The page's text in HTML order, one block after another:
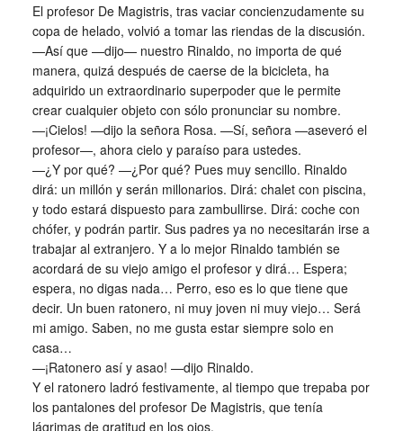
El profesor De Magistris, tras vaciar concienzudamente su
copa de helado, volvió a tomar las riendas de la discusión.
—Así que —dijo— nuestro Rinaldo, no importa de qué
manera, quizá después de caerse de la bicicleta, ha
adquirido un extraordinario superpoder que le permite
crear cualquier objeto con sólo pronunciar su nombre.
—¡Cielos! —dijo la señora Rosa. —Sí, señora —aseveró el
profesor—, ahora cielo y paraíso para ustedes.
—¿Y por qué? —¿Por qué? Pues muy sencillo. Rinaldo
dirá: un millón y serán millonarios. Dirá: chalet con piscina,
y todo estará dispuesto para zambullirse. Dirá: coche con
chófer, y podrán partir. Sus padres ya no necesitarán irse a
trabajar al extranjero. Y a lo mejor Rinaldo también se
acordará de su viejo amigo el profesor y dirá… Espera;
espera, no digas nada… Perro, eso es lo que tiene que
decir. Un buen ratonero, ni muy joven ni muy viejo… Será
mi amigo. Saben, no me gusta estar siempre solo en
casa…
—¡Ratonero así y asao! —dijo Rinaldo.
Y el ratonero ladró festivamente, al tiempo que trepaba por
los pantalones del profesor De Magistris, que tenía
lágrimas de gratitud en los ojos.